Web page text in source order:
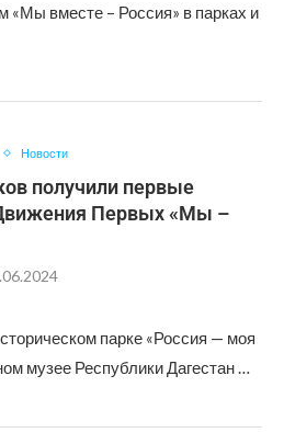
«Мы вместе – Россия» в парках и
Новости
получили первые
Первых «Мы –
парке «Россия — моя
музее Республики Дагестан …